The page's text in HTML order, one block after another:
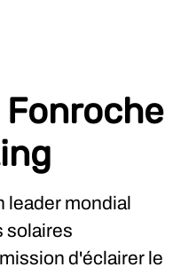
leader mondial
solaires
d'éclairer le